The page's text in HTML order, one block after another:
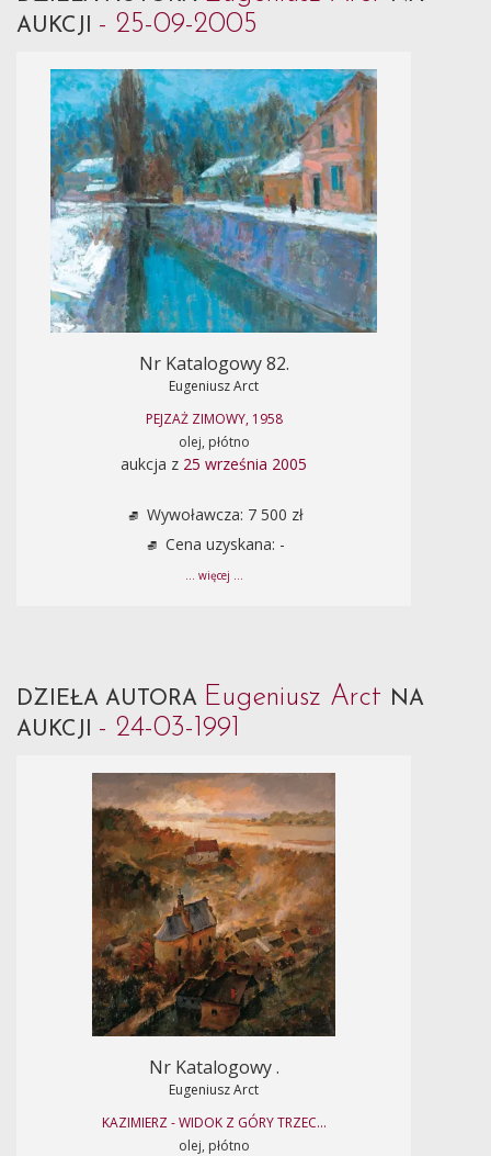
AUKCJI - 25-09-2005
Nr Katalogowy 82.
Eugeniusz Arct
PEJZAŻ ZIMOWY, 1958
olej, płótno
aukcja z 25 września 2005
Wywoławcza: 7 500 zł
Cena uzyskana: -
... więcej ...
DZIEŁA AUTORA Eugeniusz Arct NA
AUKCJI - 24-03-1991
Nr Katalogowy .
Eugeniusz Arct
KAZIMIERZ - WIDOK Z GÓRY TRZEC...
olej, płótno